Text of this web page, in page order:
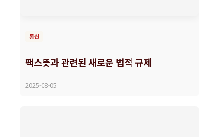
통신
팩스뜻과 관련된 새로운 법적 규제
2025-08-05